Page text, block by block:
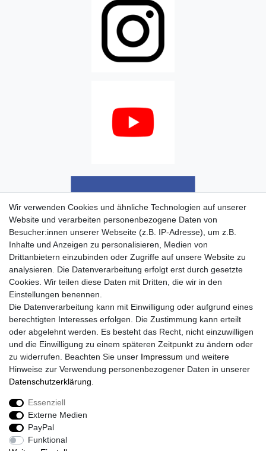
Wir verwenden Cookies und ähnliche Technologien auf unserer
Website und verarbeiten personenbezogene Daten von
Besucher:innen unserer Webseite (z.B. IP-Adresse), um z.B.
Inhalte und Anzeigen zu personalisieren, Medien von
Drittanbietern einzubinden oder Zugriffe auf unsere Website zu
analysieren. Die Datenverarbeitung erfolgt erst durch gesetzte
Cookies. Wir teilen diese Daten mit Dritten, die wir in den
Einstellungen benennen.
Die Datenverarbeitung kann mit Einwilligung oder aufgrund eines
berechtigten Interesses erfolgen. Die Zustimmung kann erteilt
oder abgelehnt werden. Es besteht das Recht, nicht einzuwilligen
und die Einwilligung zu einem späteren Zeitpunkt zu ändern oder
zu widerrufen. Beachten Sie unser Impressum und weitere
Hinweise zur Verwendung personenbezogener Daten in unserer
Daten­schutz­erklärung
Essenziell
Externe Medien
PayPal
Funktional